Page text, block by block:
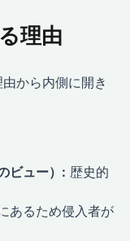
理由
から内側に開き
ビュー）: 歴史的
あるため侵入者が